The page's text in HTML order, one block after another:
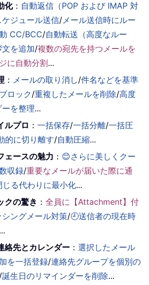
化： 自動返信（POP および IMAP 対
ケジュール送信/メール送信時にルー
CC/BCC/自動転送（高度なルー
を追加/複数の宛先を持つメールを
に自動分割...
： メールの取り消し/件名などを基準
ロック/重複したメールを削除/高度
を整理...
ルプロ ：一括保存/一括分離/一括圧
的に切り離す/自動圧縮...
ェースの魅力 ： 😊さらに美しくクー
収録/重要なメールが届いた際に通
る代わりに最小化...
クの驚き ：全員に【Attachment】付
シングメール対策/🕘送信者の現在時
...
絡先とカレンダー ：選択したメール
を一括登録/連絡先グループを個別の
/誕生日のリマインダーを削除...